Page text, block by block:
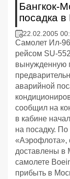
Бангкок-
посадка
22.02.2005
Самолет Ил-
рейсом SU-
вынужденную
аварийной
сообщил на
в кабине
на посадку.
«Аэрофлота»,
доставлены в
самолете
прибыть в